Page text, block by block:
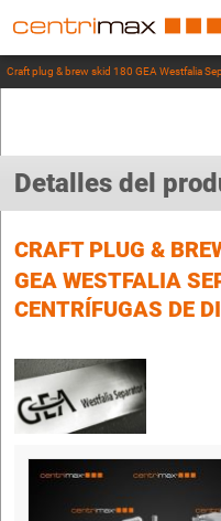
Craft plug & brew skid 180 GEA Westfalia
Detalles del
CRAFT PLUG &
GEA WESTFALIA
CENTRÍFUGAS DE